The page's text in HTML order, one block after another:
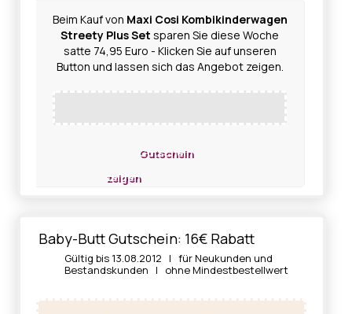
Beim Kauf von Maxi Cosi Kombikinderwagen
Streety Plus Set sparen Sie diese Woche
satte 74,95 Euro - Klicken Sie auf unseren
Button und lassen sich das Angebot zeigen.
Gutschein
zeigen
Baby-Butt Gutschein: 16€ Rabatt
Gültig bis 13.08.2012 | für Neukunden und
Bestandskunden | ohne Mindestbestellwert